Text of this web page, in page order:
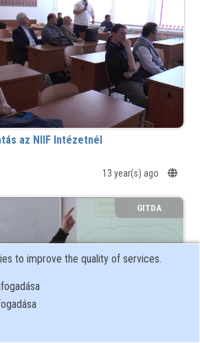
az NIIF Intézetnél
13 year(s) ago
GITDA
to improve the quality of services.